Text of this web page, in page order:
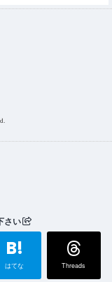
さい
B!
はてな Threads